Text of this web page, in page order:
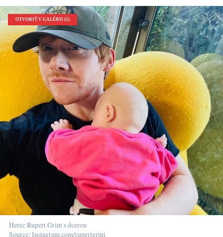
OTVORIŤ V GALÉRII (5)
Herec Rupert Grint s dcerou
Source: Instagram.com/rupertgrint